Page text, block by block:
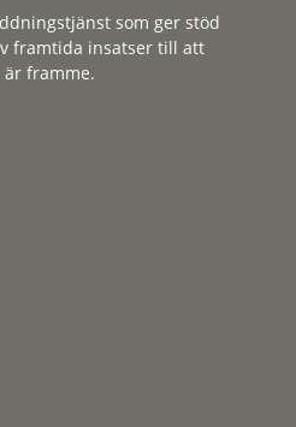
som ger stöd
framtida insatser till att
framme.